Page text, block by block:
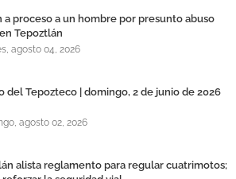
a proceso a un hombre por presunto abuso
Tepoztlán
agosto 04, 2026
del Tepozteco | domingo, 2 de junio de 2026
agosto 02, 2026
alista reglamento para regular cuatrimotos;